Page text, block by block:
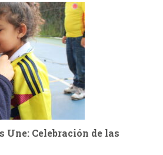
Une: Celebración de las